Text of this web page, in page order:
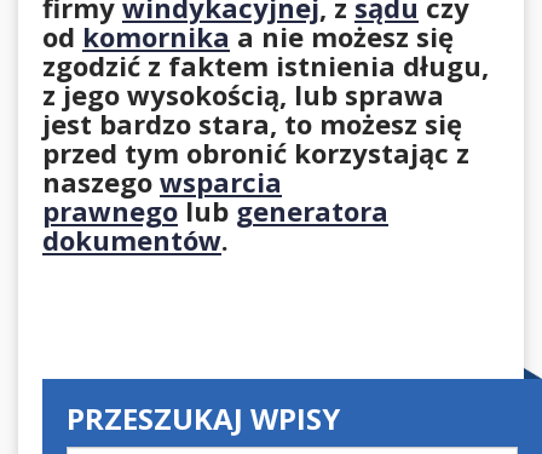
firmy windykacyjnej, z sądu czy
od komornika a nie możesz się
zgodzić z faktem istnienia długu,
z jego wysokością, lub sprawa
jest bardzo stara, to możesz się
przed tym obronić korzystając z
naszego wsparcia
prawnego lub generatora
dokumentów.
PRZESZUKAJ WPISY